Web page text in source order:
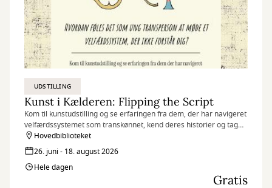
UDSTILLING
Kunst i Kælderen: Flipping the Script
Kom til kunstudstilling og se erfaringen fra dem, der har navigeret
velfærdssystemet som transkønnet, kend deres historier og tag
deres sko på.
Hovedbiblioteket
26. juni - 18. august 2026
Hele dagen
Gratis